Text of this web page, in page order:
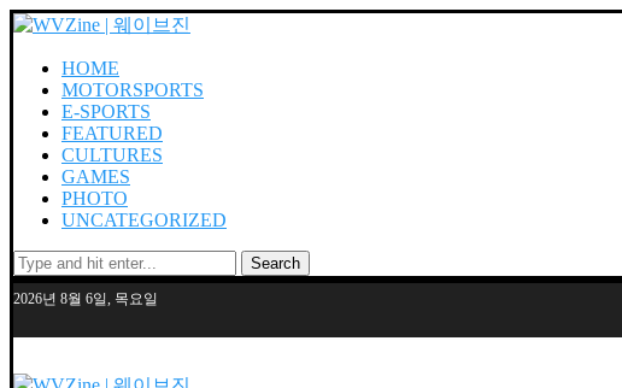
HOME
MOTORSPORTS
E-SPORTS
FEATURED
CULTURES
GAMES
PHOTO
UNCATEGORIZED
Search
2026년 8월 6일, 목요일